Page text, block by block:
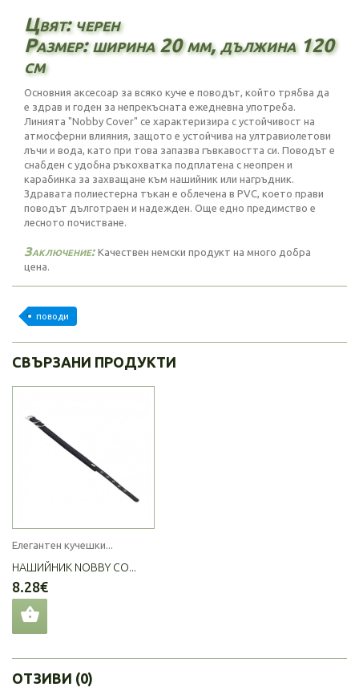
Цвят: черен
Размер: ширина 20 мм, дължина 120
см
Основния аксесоар за всяко куче е поводът, който трябва да
е здрав и годен за непрекъсната ежедневна употреба.
Линията "Nobby Cover" се характеризира с устойчивост на
атмосферни влияния, защото е устойчива на ултравиолетови
лъчи и вода, като при това запазва гъвкавостта си. Поводът е
снабден с удобна ръкохватка подплатена с неопрен и
карабинка за захващане към нашийник или нагръдник.
Здравата полиестерна тъкан е облечена в PVC, което прави
поводът дълготраен и надежден. Още едно предимство е
лесното почистване.
Заключение: Качествен немски продукт на много добра
цена.
поводи
СВЪРЗАНИ ПРОДУКТИ
Елегантен кучешки...
НАШИЙНИК NOBBY CO...
8.28€
ОТЗИВИ (0)